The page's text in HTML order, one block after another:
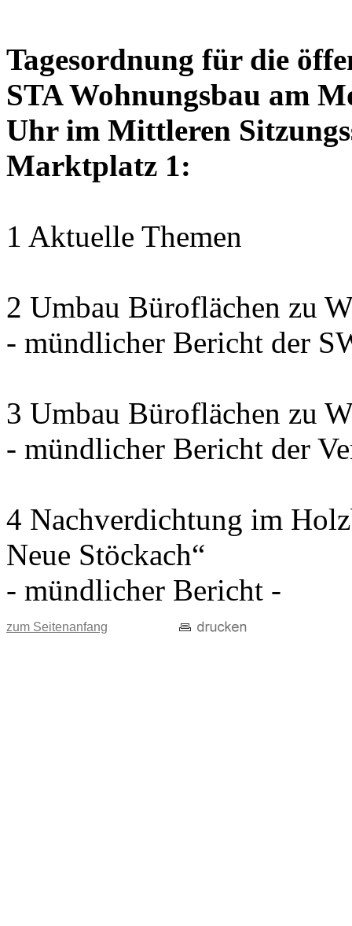
Tagesordnung für die
STA Wohnungsbau am
Uhr im Mittleren
Marktplatz 1:
1 Aktuelle Themen
2 Umbau Büroflächen zu
- mündlicher Bericht der
3 Umbau Büroflächen zu
- mündlicher Bericht der
4 Nachverdichtung im
Neue Stöckach“
- mündlicher Bericht -
zum Seitenanfang